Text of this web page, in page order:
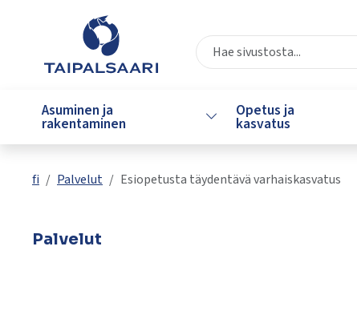
Siirry pääsisältöön
oleva
ja
Asuminen ja
rakentaminen Vaihda alasvetovalikkoa
Opetus ja
kasvatus
fi Palvelut Esiopetusta täydentävä varhaiskasvatus
Palvelut